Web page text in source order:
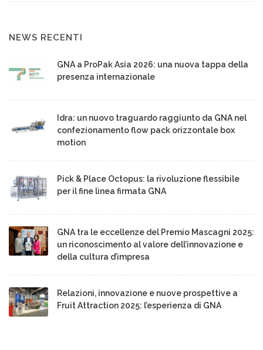
NEWS RECENTI
GNA a ProPak Asia 2026: una nuova tappa della
presenza internazionale
Idra: un nuovo traguardo raggiunto da GNA nel
confezionamento flow pack orizzontale box
motion
Pick & Place Octopus: la rivoluzione flessibile
per il fine linea firmata GNA
GNA tra le eccellenze del Premio Mascagni 2025:
un riconoscimento al valore dell’innovazione e
della cultura d’impresa
Relazioni, innovazione e nuove prospettive a
Fruit Attraction 2025: l’esperienza di GNA